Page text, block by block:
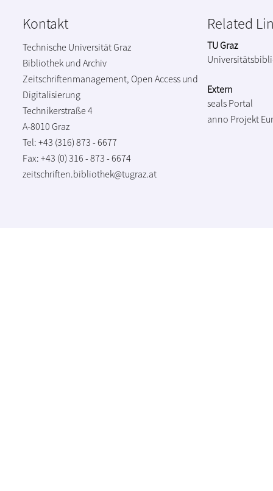
Kontakt
Technische Universität Graz
Bibliothek und Archiv
Zeitschriftenmanagement, Open Access und
Digitalisierung
Technikerstraße 4
A-8010 Graz
Tel: +43 (316) 873 - 6677
Fax: +43 (0) 316 - 873 - 6674
zeitschriften.bibliothek@tugraz.at
Related
TU Graz
Extern
seals Portal
anno Projekt